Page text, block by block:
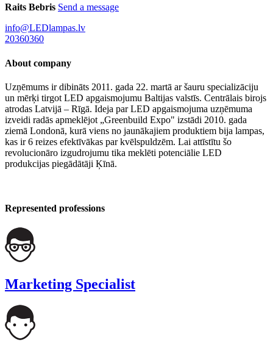
Raits Bebris Send a message
info@LEDlampas.lv
20360360
About company
Uzņēmums ir dibināts 2011. gada 22. martā ar šauru specializāciju
un mērķi tirgot LED apgaismojumu Baltijas valstīs. Centrālais birojs
atrodas Latvijā – Rīgā. Ideja par LED apgaismojuma uzņēmuma
izveidi radās apmeklējot „Greenbuild Expo" izstādi 2010. gada
ziemā Londonā, kurā viens no jaunākajiem produktiem bija lampas,
kas ir 6 reizes efektīvākas par kvēlspuldzēm. Lai attīstītu šo
revolucionāro izgudrojumu tika meklēti potenciālie LED
produkcijas piegādātāji Ķīnā.
Represented professions
Marketing Specialist